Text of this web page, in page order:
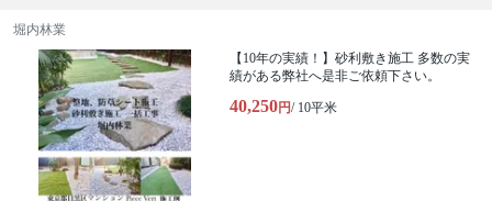
堀内林業
【10年の実績！】砂利敷き施工 多数の実
績がある弊社へ是非ご依頼下さい。
40,250円/ 10平米